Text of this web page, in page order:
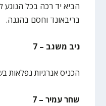
הביא יד רכה בכל
בריבאונד וחסם בהגנה.
ניב משגב – 7
הכניס אנרגיות נפלאות
שחר עמיר – 7